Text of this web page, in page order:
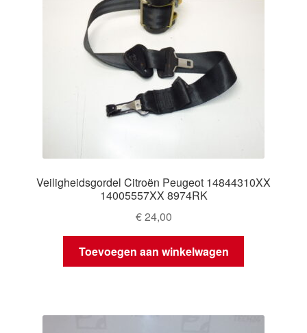
Veiligheidsgordel Citroën Peugeot 14844310XX
14005557XX 8974RK
€24,00
Toevoegen aan winkelwagen